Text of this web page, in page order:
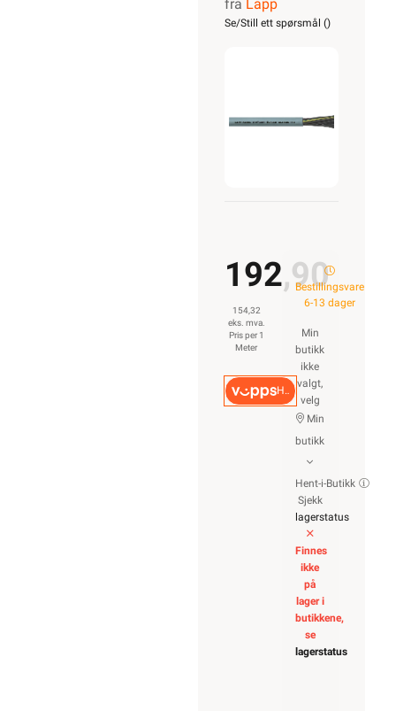
CLASSIC
fra Lapp
Se/Still ett spørsmål ()
192,90
154,32
eks. mva.
Pris per 1
Meter
Hurtigkasse
Bestillingsvare
6-13 dager
Min
butikk
ikke
valgt,
velg
Min
butikk
Hent-i-Butikk
Sjekk
lagerstatus
Finnes
ikke
på
lager i
butikkene,
se
lagerstatus